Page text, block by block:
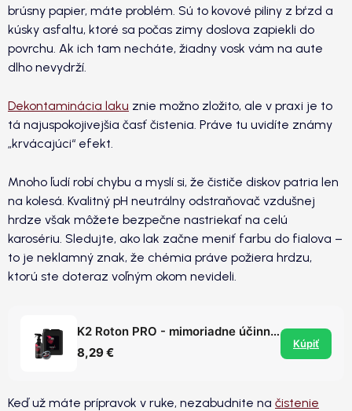
brúsny papier, máte problém. Sú to kovové piliny z bŕzd a
kúsky asfaltu, ktoré sa počas zimy doslova zapiekli do
povrchu. Ak ich tam necháte, žiadny vosk vám na aute
dlho nevydrží.
Dekontaminácia laku znie možno zložito, ale v praxi je to
tá najuspokojivejšia časť čistenia. Práve tu uvidíte známy
„krvácajúci“ efekt.
Mnoho ľudí robí chybu a myslí si, že čističe diskov patria len
na kolesá. Kvalitný pH neutrálny odstraňovač vzdušnej
hrdze však môžete bezpečne nastriekať na celú
karosériu. Sledujte, ako lak začne meniť farbu do fialova –
to je neklamný znak, že chémia práve požiera hrdzu,
ktorú ste doteraz voľným okom nevideli.
K2 Roton PRO - mimoriadne účinný čistič diskov / odstraňovač vzdušnej hrdze z laku
8,29 €
Kúpiť
Keď už máte prípravok v ruke, nezabudnite na čistenie